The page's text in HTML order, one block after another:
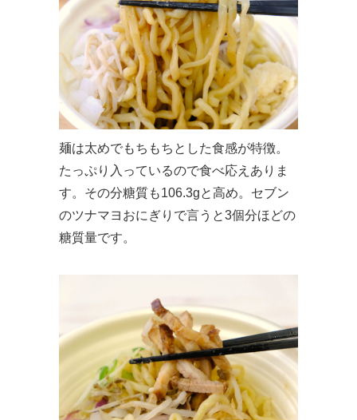
麺は太めでもちもちとした食感が特徴。
たっぷり入っているので食べ応えありま
す。その分糖質も106.3gと高め。セブン
のツナマヨおにぎりで言うと3個分ほどの
糖質量です。